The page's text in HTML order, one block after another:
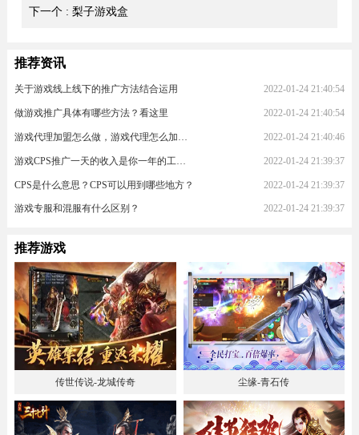
下一个 : 梨子游戏盒
推荐资讯
关于游戏线上线下的推广方法结合运用 2022-01-24 21:40:54
做游戏推广具体有哪些方法？看这里 2022-01-24 21:40:54
2022-01-24 21:40:46
2022-01-24 21:39:37
CPS是什么意思？CPS可以用到哪些地方？ 2022-01-24 21:39:37
游戏专服和混服有什么区别？ 2022-01-24 21:39:37
推荐游戏
传世传说-龙城传奇 尘缘-青石传